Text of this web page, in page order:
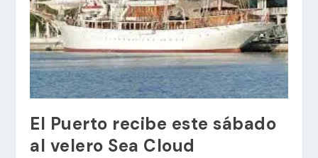
El Puerto recibe este sábado
al velero Sea Cloud